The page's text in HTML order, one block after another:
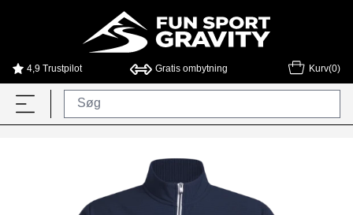
4,9 Trustpilot Gratis ombytning Kurv(0)